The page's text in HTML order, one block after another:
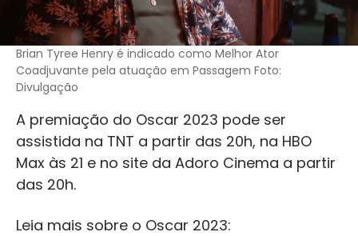
Brian Tyree Henry é indicado como Melhor Ator
Coadjuvante pela atuação em Passagem Foto:
Divulgação
A premiação do Oscar 2023 pode ser
assistida na TNT a partir das 20h, na HBO
Max às 21 e no site da Adoro Cinema a partir
das 20h.
Leia mais sobre o Oscar 2023: